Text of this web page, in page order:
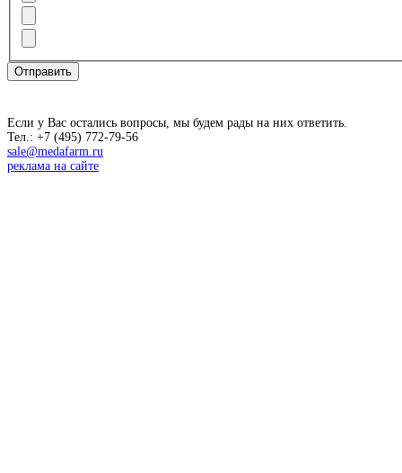
Если у Вас остались вопросы, мы будем рады на них ответить.
Тел.: +7 (495) 772-79-56
sale@medafarm.ru
реклама на сайте